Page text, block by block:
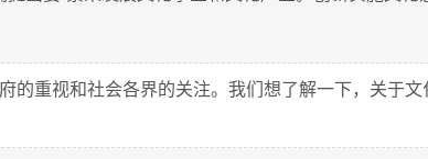
的重视和社会各界的关注。我们想了解一下，关于文